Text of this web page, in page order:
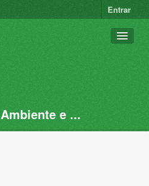
Entrar
e ...